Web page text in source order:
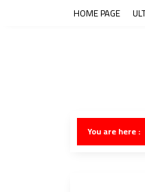
HOME PAGE
You are here :